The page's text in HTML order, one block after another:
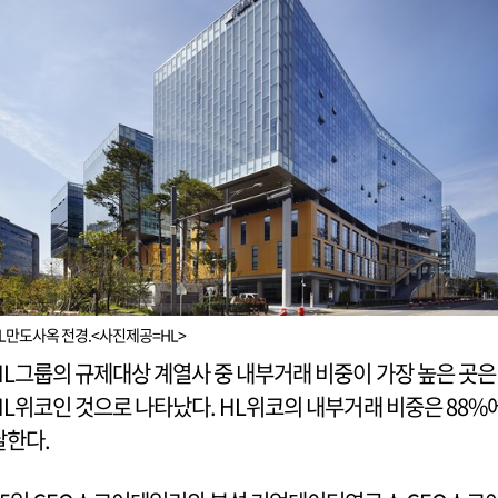
만도사옥 전경.<사진제공=HL>
그룹의 규제대상 계열사 중 내부거래 비중이 가장 높은 곳은
위코인 것으로 나타났다. HL위코의 내부거래 비중은 88%
한다.